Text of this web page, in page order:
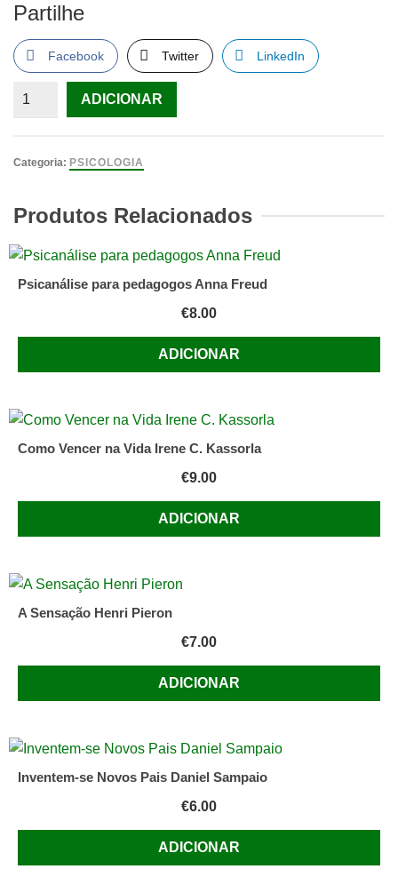
Partilhe
Facebook Twitter LinkedIn
Quantidade
Diálogo
Pierre
Vayer
ADICIONAR
Categoria: PSICOLOGIA
Produtos Relacionados
Psicanálise para pedagogos Anna Freud
€8.00
ADICIONAR
Como Vencer na Vida Irene C. Kassorla
€9.00
ADICIONAR
A Sensação Henri Pieron
€7.00
ADICIONAR
Inventem-se Novos Pais Daniel Sampaio
€6.00
ADICIONAR